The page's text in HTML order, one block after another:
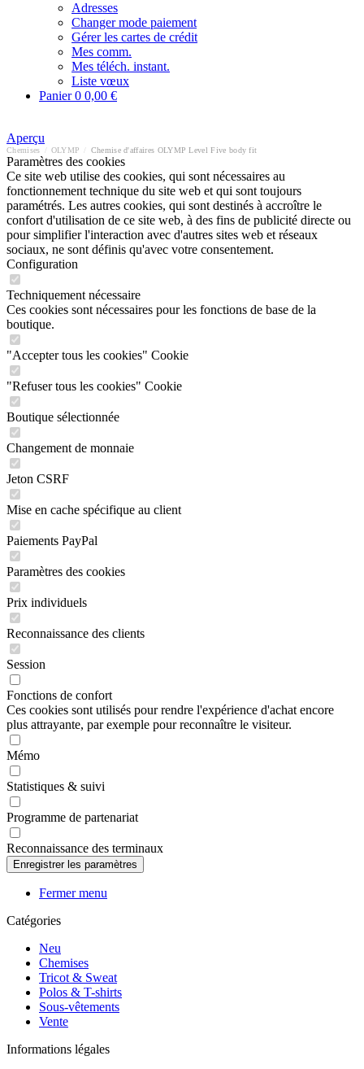
Adresses
Changer mode paiement
Gérer les cartes de crédit
Mes comm.
Mes téléch. instant.
Liste vœux
Panier0 0,00 €
Aperçu
Chemises OLYMP Chemise d'affaires OLYMP Level Five body fit
Paramètres des cookies
Ce site web utilise des cookies, qui sont nécessaires au
fonctionnement technique du site web et qui sont toujours
paramétrés. Les autres cookies, qui sont destinés à accroître le
confort d'utilisation de ce site web, à des fins de publicité directe ou
pour simplifier l'interaction avec d'autres sites web et réseaux
sociaux, ne sont définis qu'avec votre consentement.
Configuration
Techniquement nécessaire
Ces cookies sont nécessaires pour les fonctions de base de la
boutique.
"Accepter tous les cookies" Cookie
"Refuser tous les cookies" Cookie
Boutique sélectionnée
Changement de monnaie
Jeton CSRF
Mise en cache spécifique au client
Paiements PayPal
Paramètres des cookies
Prix individuels
Reconnaissance des clients
Session
Fonctions de confort
Ces cookies sont utilisés pour rendre l'expérience d'achat encore
plus attrayante, par exemple pour reconnaître le visiteur.
Mémo
Statistiques & suivi
Programme de partenariat
Reconnaissance des terminaux
Fermer menu
Catégories
Neu
Chemises
Tricot & Sweat
Polos & T-shirts
Sous-vêtements
Vente
Informations légales